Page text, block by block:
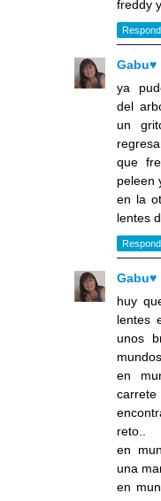
freddy
Gabu♥
ya
del
un
que
peleen
en la
lentes
Gabu♥
huy
lentes
unos
en
reto..
en
una
en